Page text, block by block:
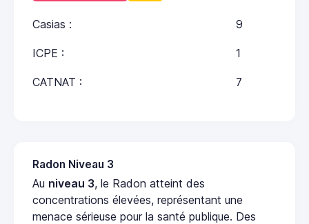
Casias : 9
ICPE : 1
CATNAT : 7
Radon Niveau 3
Au niveau 3, le Radon atteint des
concentrations élevées, représentant une
menace sérieuse pour la santé publique. Des